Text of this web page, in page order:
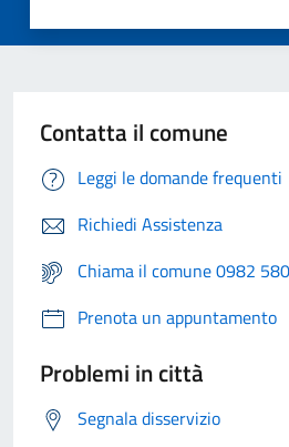
Contatta il comune
Leggi le domande frequenti
Richiedi Assistenza
Chiama il comune 0982
Prenota un appuntamento
Problemi in città
Segnala disservizio